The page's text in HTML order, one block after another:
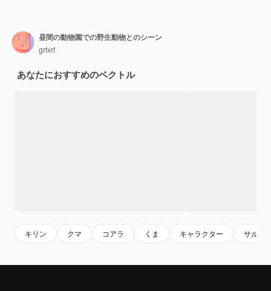
昼間の動物園での野生動物とのシーン
grfxrf
あなたにおすすめのベクトル
キリン クマ コアラ くま キャラクター サル